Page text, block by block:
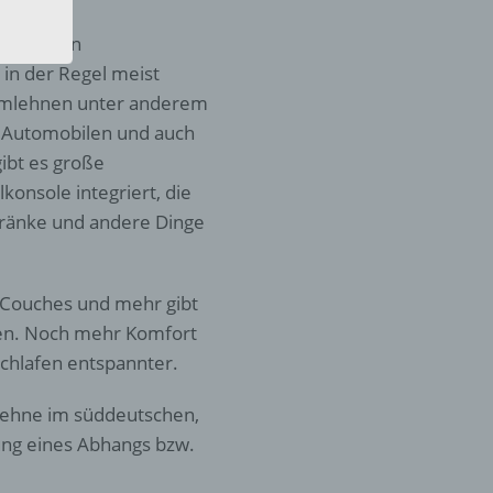
einen
der Regel meist
unter anderem
und auch
es große
integriert, die
und andere Dinge
und mehr gibt
Noch mehr Komfort
entspannter.
im süddeutschen,
eines Abhangs bzw.
die